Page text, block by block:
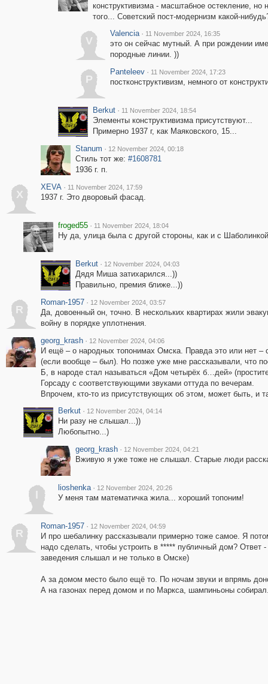
конструктивизма - масштабное остекление, но
того... Советский пост-модернизм какой-
V
Valencia · 11 November 2024, 16:35
это он сейчас мутный. А при рождении
породные линии. ))
P
Panteleev · 11 November 2024, 17:23
постконструктивизм, немного от
Berkut · 11 November 2024, 18:54
Элементы конструктивизма присутствуют...
Примерно 1937 г, как Маяковского, 15...
Stanum · 12 November 2024, 00:18
Стиль тот же: #1608781
1936 г. п.
X
XEVA · 11 November 2024, 17:59
1937 г. Это дворовый фасад.
froged55 · 11 November 2024, 18:04
Ну да, улица была с другой стороны, как и с
Berkut · 12 November 2024, 04:03
Дядя Миша затихарился...))
Правильно, премия ближе...))
R
Roman-1957 · 12 November 2024, 03:57
Да, довоенный он, точно. В нескольких квартирах жили
войну в порядке уплотнения.
georg_krash · 12 November 2024, 04:06
И ещё – о народных топонимах Омска. Правда это или нет –
(если вообще – был). Но позже уже мне рассказывали, что
Б, в народе стал называться «Дом четырёх б…дей»
Горсаду с соответствующими звуками оттуда по вечерам.
Впрочем, кто-то из присутствующих об этом, может быть, и
Berkut · 12 November 2024, 04:14
Ни разу не слышал...))
Любопытно...)
georg_krash · 12 November 2024, 04:21
Вживую я уже тоже не слышал. Старые люди
lioshenka · 12 November 2024, 20:26
У меня там математичка жила... хороший топоним!
R
Roman-1957 · 12 November 2024, 04:59
И про шебалинку рассказывали примерно тоже самое. Я
надо сделать, чтобы устроить в ***** публичный дом? Ответ
заведения слышал и не только в Омске)
А за домом место было ещё то. По ночам звуки и впрямь
А на газонах перед домом и по Маркса, шампиньоны